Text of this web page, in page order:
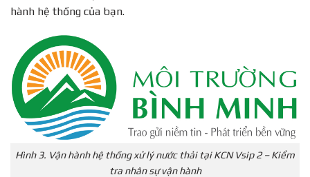
hành hệ thống của bạn.
Hình 3. Vận hành hệ thống xử lý nước thải tại KCN Vsip 2 – Kiểm
tra nhân sự vận hành